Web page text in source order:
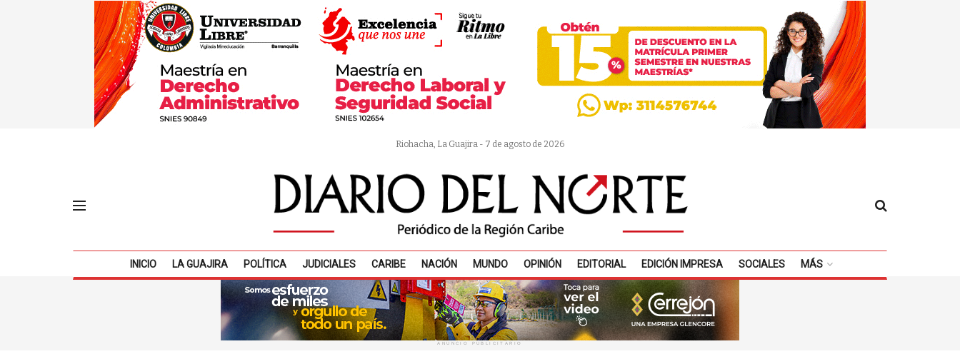
Riohacha, La Guajira - 7 de agosto de 2026
INICIO LA GUAJIRA POLÍTICA JUDICIALES CARIBE NACIÓN MUNDO OPINIÓN EDITORIAL EDICIÓN IMPRESA SOCIALES MÁS
ANUNCIO PUBLICITARIO